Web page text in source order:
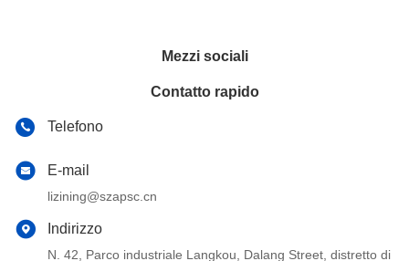
Mezzi sociali
Contatto rapido
Telefono
E-mail
lizining@szapsc.cn
Indirizzo
N. 42, Parco industriale Langkou, Dalang Street, distretto di